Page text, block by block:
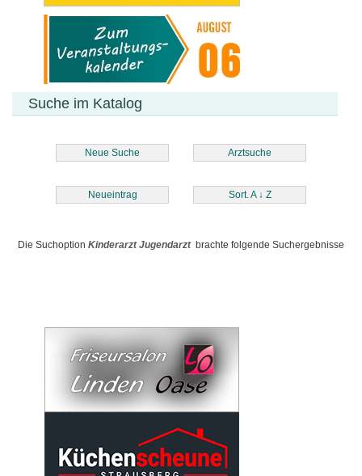
Suche im Katalog
Neue Suche Arztsuche
Neueintrag Sort. A ↓ Z
Die Suchoption Kinderarzt Jugendarztbrachte folgende Suchergebnisse